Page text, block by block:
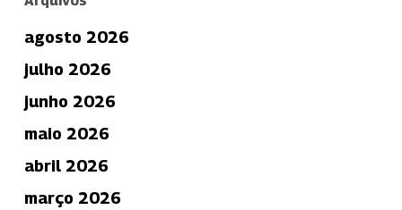
agosto 2026
julho 2026
junho 2026
maio 2026
abril 2026
março 2026